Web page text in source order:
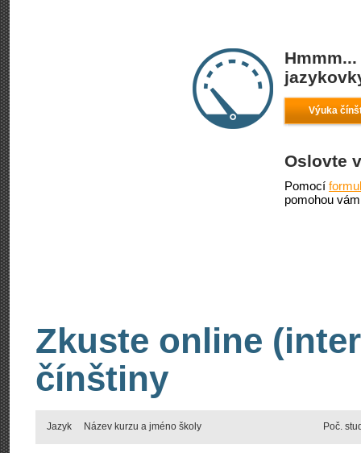
Výuka
Oslovte
Pomocí
pomohou
Zkuste online
čínštiny
Jazyk Název kurzu a jméno školy Poč.